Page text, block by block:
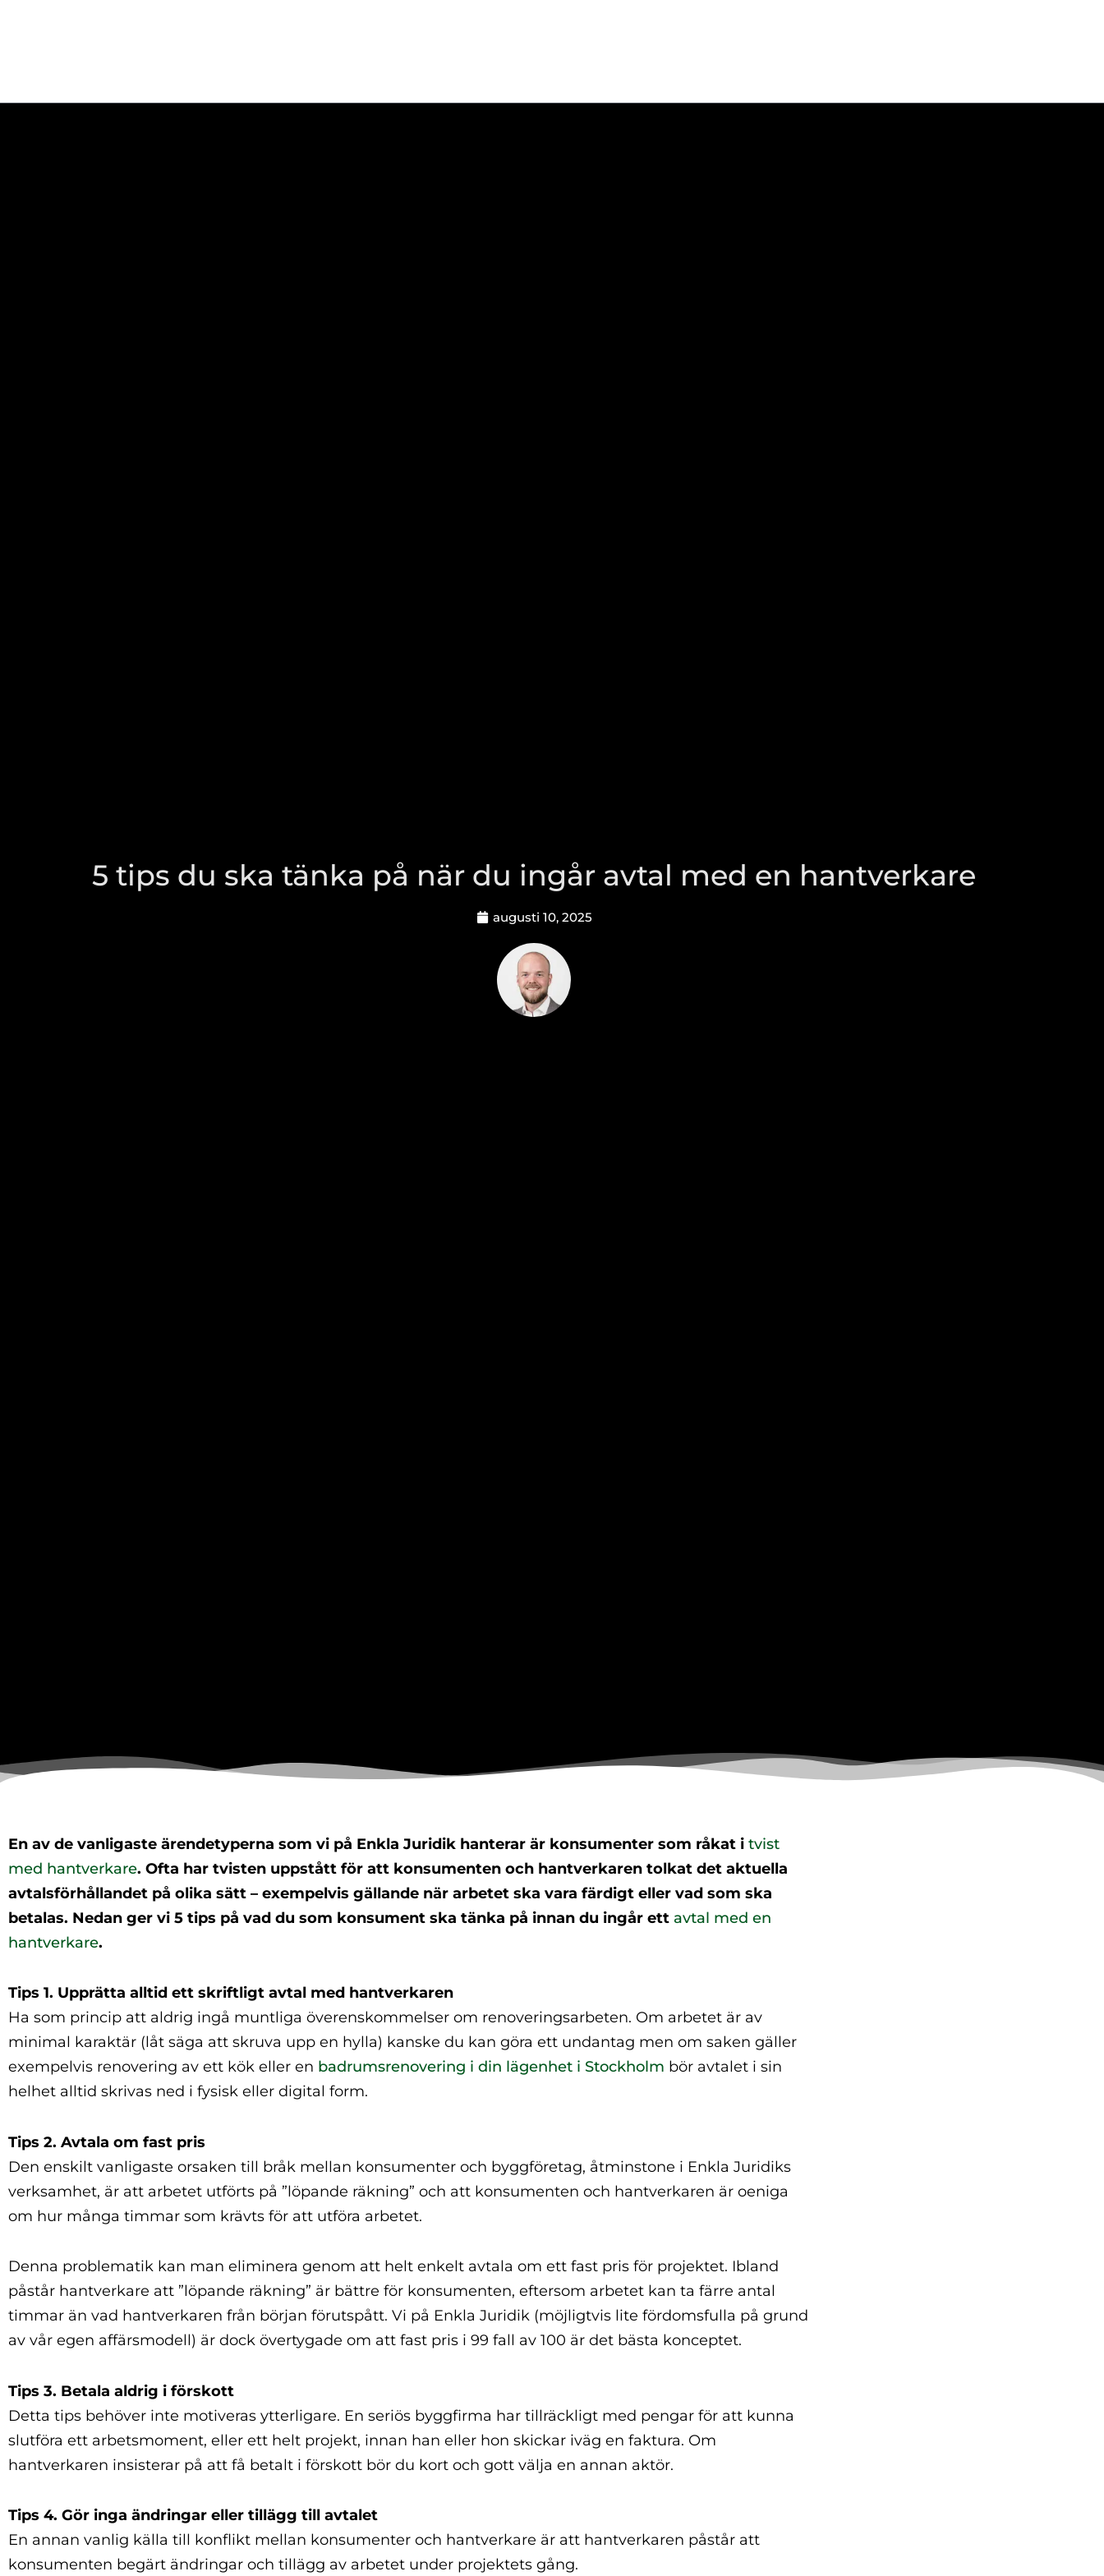
5 tips du ska tänka på när du ingår avtal med en hantverkare
augusti 10, 2025
En av de vanligaste ärendetyperna som vi på Enkla Juridik hanterar är konsumenter som råkat i tvist
med hantverkare. Ofta har tvisten uppstått för att konsumenten och hantverkaren tolkat det aktuella
avtalsförhållandet på olika sätt – exempelvis gällande när arbetet ska vara färdigt eller vad som ska
betalas. Nedan ger vi 5 tips på vad du som konsument ska tänka på innan du ingår ett avtal med en
hantverkare.
Tips 1. Upprätta alltid ett skriftligt avtal med hantverkaren
Ha som princip att aldrig ingå muntliga överenskommelser om renoveringsarbeten. Om arbetet är av
minimal karaktär (låt säga att skruva upp en hylla) kanske du kan göra ett undantag men om saken gäller
exempelvis renovering av ett kök eller en badrumsrenovering i din lägenhet i Stockholm bör avtalet i sin
helhet alltid skrivas ned i fysisk eller digital form.
Tips 2. Avtala om fast pris
Den enskilt vanligaste orsaken till bråk mellan konsumenter och byggföretag, åtminstone i Enkla Juridiks
verksamhet, är att arbetet utförts på ”löpande räkning” och att konsumenten och hantverkaren är oeniga
om hur många timmar som krävts för att utföra arbetet.
Denna problematik kan man eliminera genom att helt enkelt avtala om ett fast pris för projektet. Ibland
påstår hantverkare att ”löpande räkning” är bättre för konsumenten, eftersom arbetet kan ta färre antal
timmar än vad hantverkaren från början förutspått. Vi på Enkla Juridik (möjligtvis lite fördomsfulla på grund
av vår egen affärsmodell) är dock övertygade om att fast pris i 99 fall av 100 är det bästa konceptet.
Tips 3. Betala aldrig i förskott
Detta tips behöver inte motiveras ytterligare. En seriös byggfirma har tillräckligt med pengar för att kunna
slutföra ett arbetsmoment, eller ett helt projekt, innan han eller hon skickar iväg en faktura. Om
hantverkaren insisterar på att få betalt i förskott bör du kort och gott välja en annan aktör.
Tips 4. Gör inga ändringar eller tillägg till avtalet
En annan vanlig källa till konflikt mellan konsumenter och hantverkare är att hantverkaren påstår att
konsumenten begärt ändringar och tillägg av arbetet under projektets gång.